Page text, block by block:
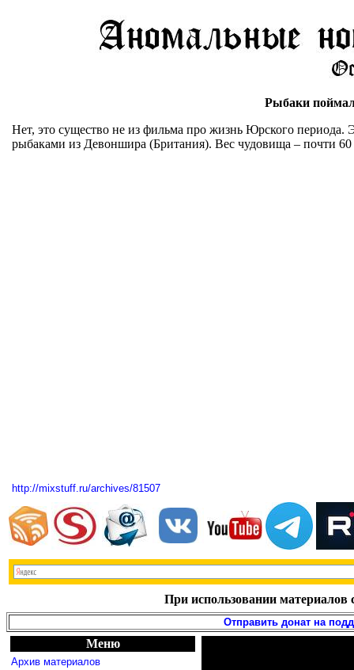
Рыбаки
Нет, это существо не из фильма про жизнь Юрского
рыбаками из Девоншира (Британия). Вес чудовища – почти
http://mixstuff.ru/archives/81507
При использовании материалов
Отправить донат на
Меню
Архив материалов